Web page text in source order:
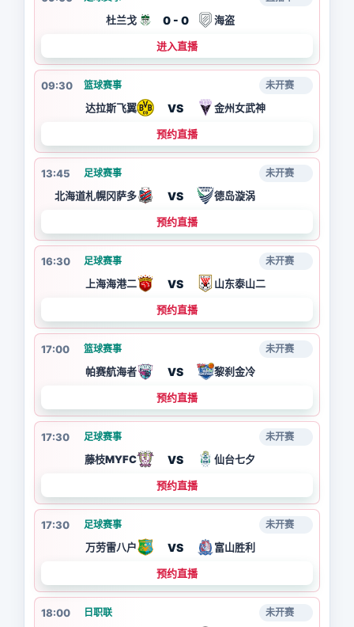
杜兰戈 0 - 0 海盗
进入直播
09:30 篮球赛事
达拉斯飞翼 VS 金州女武神
未开赛
预约直播
13:45 足球赛事
北海道札幌冈萨多 VS 德岛漩涡
未开赛
预约直播
16:30 足球赛事
上海海港二 VS 山东泰山二
未开赛
预约直播
17:00 篮球赛事
帕赛航海者 VS 黎刹金冷
未开赛
预约直播
17:30 足球赛事
藤枝MYFC VS 仙台七夕
未开赛
预约直播
17:30 足球赛事
万劳雷八户 VS 富山胜利
未开赛
预约直播
18:00 日职联 未开赛